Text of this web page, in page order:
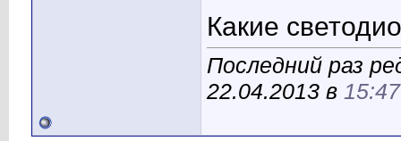
Какие
Последний раз
22.04.2013 в 15:47